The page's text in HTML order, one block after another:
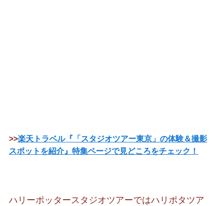
>>楽天トラベル『「スタジオツアー東京」の体験＆撮影
スポットを紹介』特集ページで見どころをチェック！
ハリーポッタースタジオツアーではハリポタツア